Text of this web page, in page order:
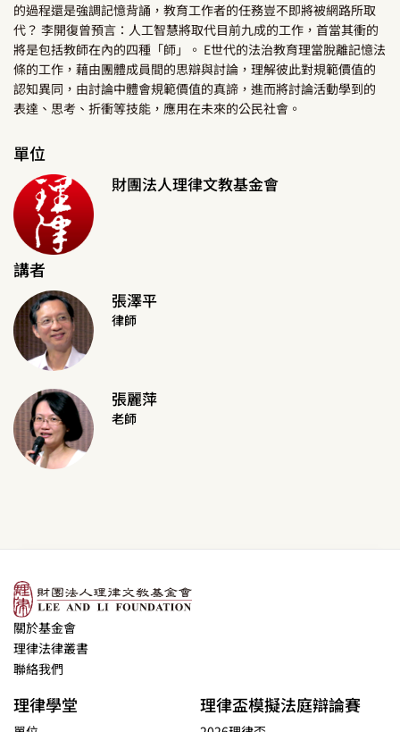
的過程還是強調記憶背誦，教育工作者的任務豈不即將被網路所取
代？ 李開復曾預言：人工智慧將取代目前九成的工作，首當其衝的
將是包括教師在內的四種「師」。 E世代的法治教育理當脫離記憶法
條的工作，藉由團體成員間的思辯與討論，理解彼此對規範價值的
認知異同，由討論中體會規範價值的真諦，進而將討論活動學到的
表達、思考、折衝等技能，應用在未來的公民社會。
單位
財團法人理律文教基金會
講者
張澤平
律師
張麗萍
老師
關於基金會
理律法律叢書
聯絡我們
理律學堂 理律盃模擬法庭辯論賽